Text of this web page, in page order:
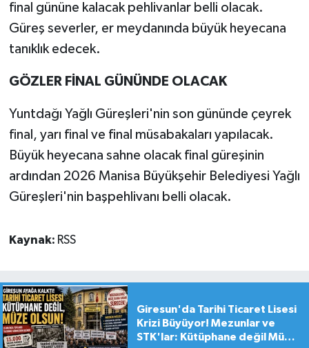
final gününe kalacak pehlivanlar belli olacak.
Güreş severler, er meydanında büyük heyecana
tanıklık edecek.
GÖZLER FİNAL GÜNÜNDE OLACAK
Yuntdağı Yağlı Güreşleri'nin son gününde çeyrek
final, yarı final ve final müsabakaları yapılacak.
Büyük heyecana sahne olacak final güreşinin
ardından 2026 Manisa Büyükşehir Belediyesi Yağlı
Güreşleri'nin başpehlivanı belli olacak.
Kaynak: RSS
Giresun'da Tarihi Ticaret Lisesi
Krizi Büyüyor! Mezunlar ve
STK'lar: Kütüphane değil Müze